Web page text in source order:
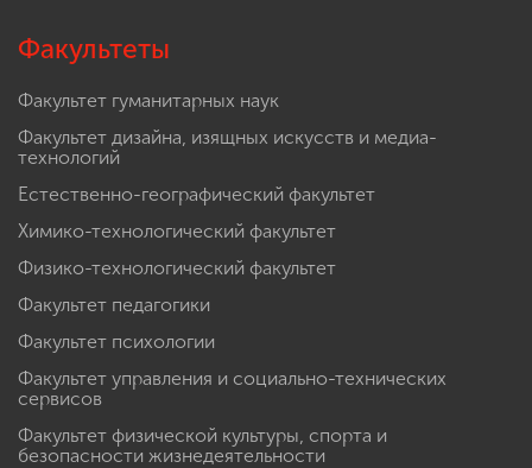
Факультеты
Факультет гуманитарных наук
Факультет дизайна, изящных искусств и медиа-
технологий
Естественно-географический факультет
Химико-технологический факультет
Физико-технологический факультет
Факультет педагогики
Факультет психологии
Факультет управления и социально-технических
сервисов
Факультет физической культуры, спорта и
безопасности жизнедеятельности